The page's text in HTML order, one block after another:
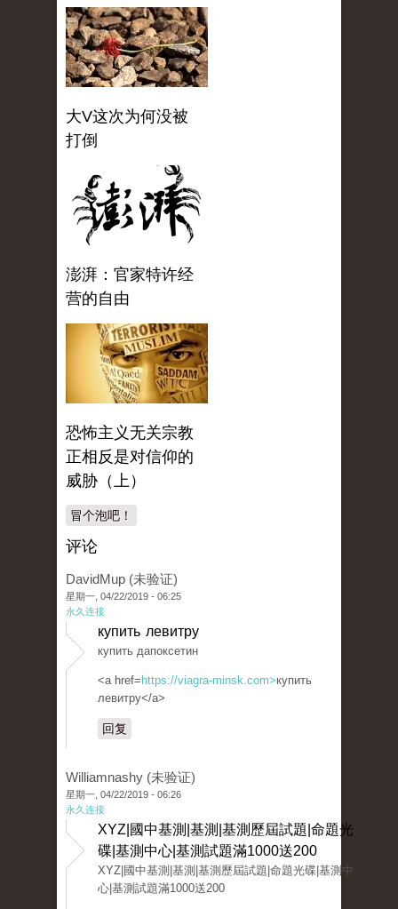
大V这次为何没被
打倒
澎湃：官家特许经
营的自由
恐怖主义无关宗教
正相反是对信仰的
威胁（上）
冒个泡吧！
评论
DavidMup (未验证)
星期一, 04/22/2019 - 06:25
永久连接
купить левитру
купить дапоксетин
<a href= https://viagra-minsk.com>купить
левитру</a>
回复
Williamnashy (未验证)
星期一, 04/22/2019 - 06:26
永久连接
XYZ|國中基測|基測|基測歷屆試題|命題光
碟|基測中心|基測試題滿1000送200
XYZ|國中基測|基測|基測歷屆試題|命題光碟|基測中
心|基測試題滿1000送200